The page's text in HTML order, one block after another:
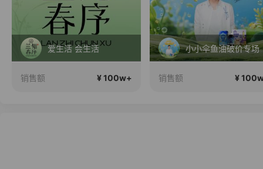
爱生活 会生活
销售额 ¥ 100w+
小小伞鱼油破价专场
销售额 ¥